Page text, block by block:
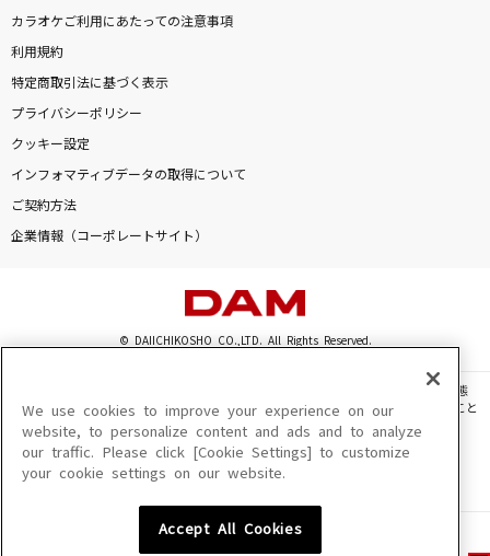
カラオケご利用にあたっての注意事項
利用規約
特定商取引法に基づく表示
プライバシーポリシー
クッキー設定
インフォマティブデータの取得について
ご契約方法
企業情報（コーポレートサイト）
© DAIICHIKOSHO CO.,LTD. All Rights Reserved.
このサイトに掲載されている一切の文章・画像・写真・動画・音声等を、手段や形態
を問わず、著作権法の定める範囲を超えて無断で複製、転載、ファイル化などすること
を禁じます。
楽曲及びコンテンツは、機種によりご利用いただけない場合があります。
楽曲及びコンテンツの配信日、配信内容が変更になる場合があります。
We use cookies to improve your experience on our
website, to personalize content and ads and to analyze
our traffic. Please click [Cookie Settings] to customize
your cookie settings on our website.
Accept All Cookies